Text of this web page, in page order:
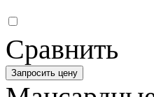
Сравнить
Запросить цену